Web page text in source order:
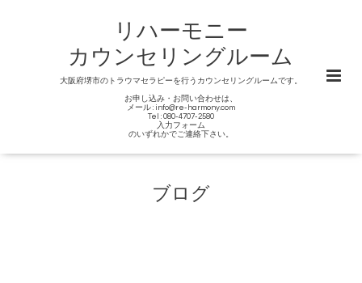
リハーモニー
カウンセリングルーム
大阪府堺市のトラウマセラピーを行うカウンセリングルームです。
お申し込み・お問い合わせは、
メール : info@re-harmony.com
Tel : 080-4707-2580
入力フォーム
のいずれかでご連絡下さい。
ブログ